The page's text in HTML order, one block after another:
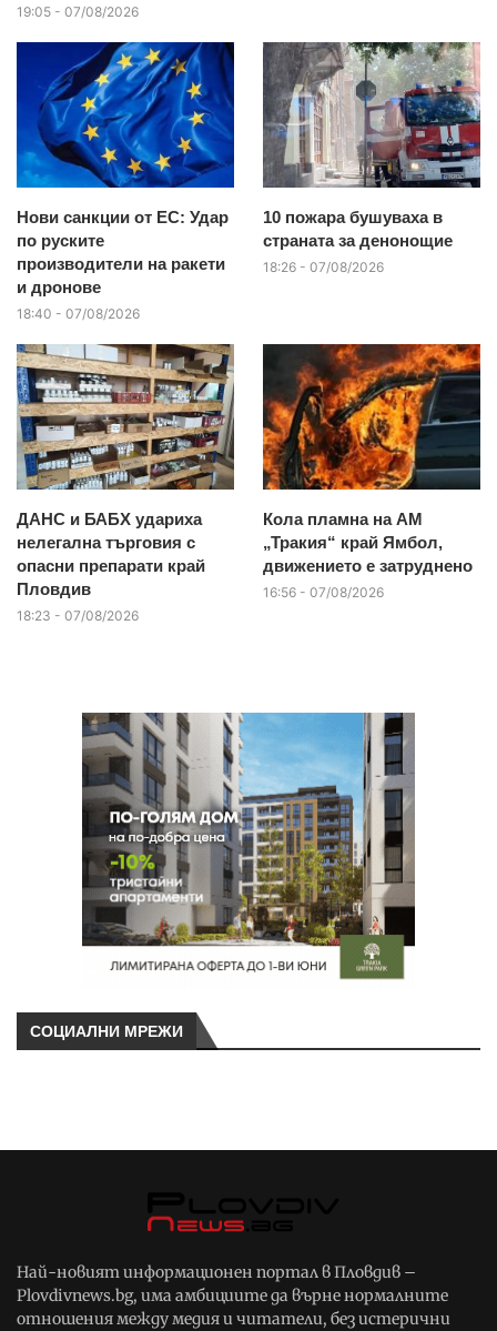
19:05 - 07/08/2026
Нови санкции от ЕС: Удар
по руските
производители на ракети
и дронове
18:40 - 07/08/2026
10 пожара бушуваха в
страната за денонощие
18:26 - 07/08/2026
ДАНС и БАБХ удариха
нелегална търговия с
опасни препарати край
Пловдив
18:23 - 07/08/2026
Кола пламна на АМ
„Тракия“ край Ямбол,
движението е затруднено
16:56 - 07/08/2026
СОЦИАЛНИ МРЕЖИ
Най-новият информационен портал в Пловдив –
Plovdivnews.bg, има амбициите да върне нормалните
отношения между медия и читатели, без истерични